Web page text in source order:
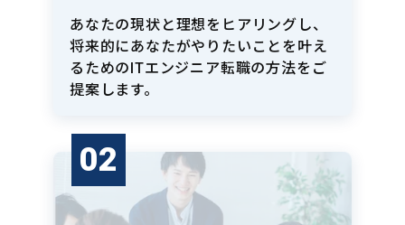
あなたの現状と理想をヒアリングし、
将来的にあなたがやりたいことを叶え
るためのITエンジニア転職の方法をご
提案します。
02